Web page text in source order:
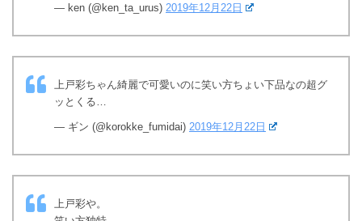
— ken (@ken_ta_urus) 2019年12月22日
上戸彩ちゃん綺麗で可愛いのに笑い方ちょい下品なの超グ
ッとくる…
— ギン (@korokke_fumidai) 2019年12月22日
上戸彩や。